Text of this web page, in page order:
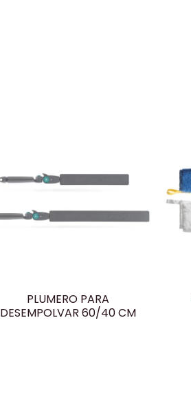
PLUMERO PARA
DESEMPOLVAR 60/40 CM